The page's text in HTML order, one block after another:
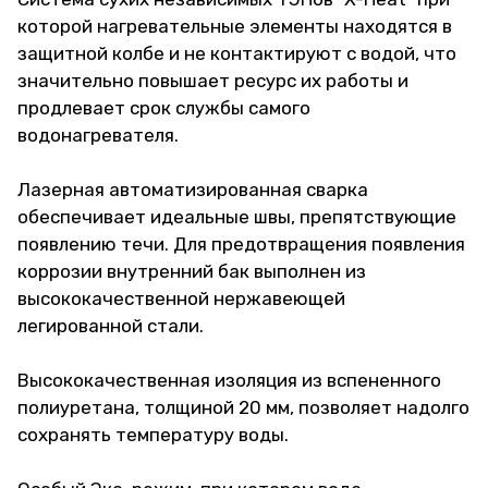
которой нагревательные элементы находятся в
защитной колбе и не контактируют с водой, что
значительно повышает ресурс их работы и
продлевает срок службы самого
водонагревателя.
Лазерная автоматизированная сварка
обеспечивает идеальные швы, препятствующие
появлению течи. Для предотвращения появления
коррозии внутренний бак выполнен из
высококачественной нержавеющей
легированной стали.
Высококачественная изоляция из вспененного
полиуретана, толщиной 20 мм, позволяет надолго
сохранять температуру воды.